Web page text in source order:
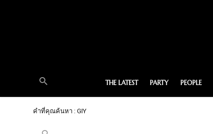
THE LATEST PARTY PEOPLE
คำที่คุณค้นหา : GIY